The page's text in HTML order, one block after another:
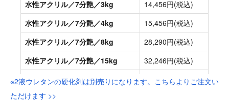
※2液ウレタンの硬化剤は別売りになります。こちらよりご注文い
ただけます >>